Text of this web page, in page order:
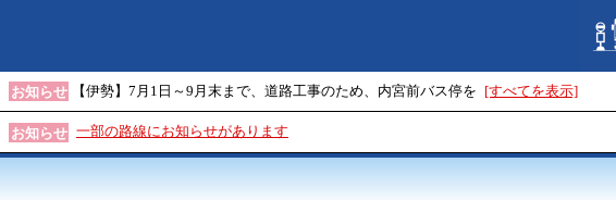
お知らせ 【伊勢】7月1日～9月末まで、道路工事のため、内宮前バス停を [すべてを表示]
お知らせ 一部の路線にお知らせがあります